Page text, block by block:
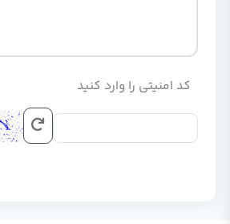
کد امنیتی را وارد کنید